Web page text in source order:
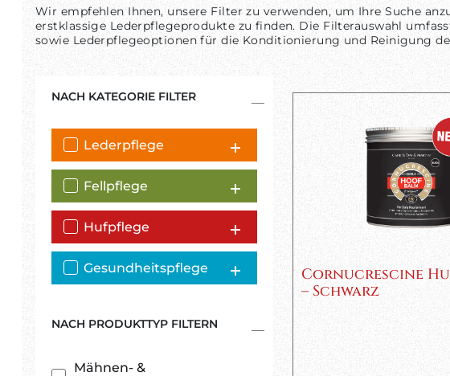
Wir empfehlen Ihnen, unsere Filter zu verwenden, um Ihre Suche
erstklassige Lederpflegeprodukte zu finden. Die Filterauswahl
sowie Lederpflegeoptionen für die Konditionierung und Reinigung
NACH KATEGORIE FILTER
Lederpflege
Fellpflege
Hufpflege
Gesundheitspflege
NACH PRODUKTTYP FILTERN
Mähnen- &
Cornucrescine
– Schwarz